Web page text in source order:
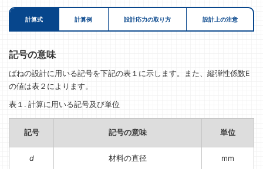
計算式 計算例 設計応力の取り方 設計上の注意
記号の意味
ばねの設計に用いる記号を下記の表１に示します。また、縦弾性係数E
の値は表２によります。
表１. 計算に用いる記号及び単位
記号 記号の意味 単位
d 材料の直径 mm